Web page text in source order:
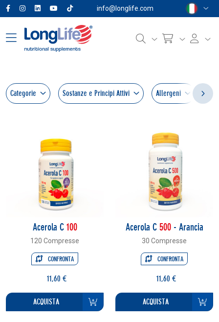
info@longlife.com
Categorie Sostanze e Principi Attivi Allergeni
Acerola C 100
120 Compresse
CONFRONTA
11,60 €
ACQUISTA
Acerola C 500- Arancia
30 Compresse
CONFRONTA
11,60 €
ACQUISTA